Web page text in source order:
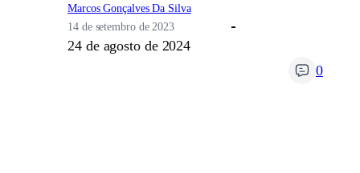
Marcos Gonçalves Da Silva
14 de setembro de 2023
24 de agosto de 2024
0